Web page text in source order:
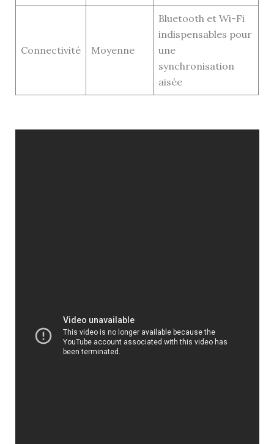
Connectivité Moyenne
Bluetooth et Wi-Fi
indispensables pour
une
synchronisation
aisée